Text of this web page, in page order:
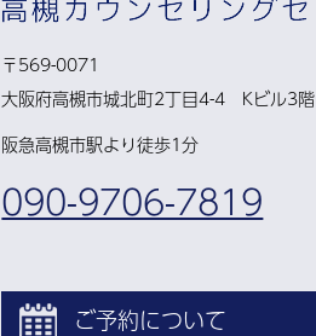
〒569-0071
大阪府高槻市城北町2丁目4-4 Kビル3階
阪急高槻市駅より徒歩1分
090-9706-7819
ご予約について